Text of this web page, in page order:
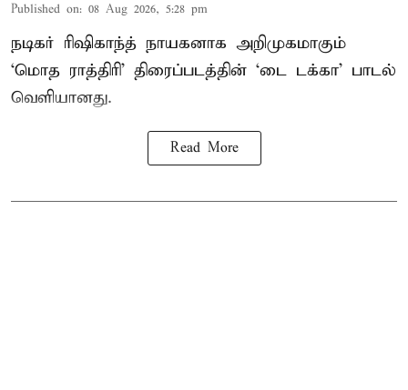
Published on: 08 Aug 2026, 5:28 pm
நடிகர் ரிஷிகாந்த் நாயகனாக அறிமுகமாகும்
‘மொத ராத்திரி’ திரைப்படத்தின் ‘டை டக்கா’ பாடல்
வெளியானது.
Read More